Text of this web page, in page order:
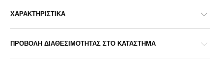
ΧΑΡΑΚΤΗΡΙΣΤΙΚΑ
ΠΡΟΒΟΛΗ ΔΙΑΘΕΣΙΜΟΤΗΤΑΣ ΣΤΟ ΚΑΤΑΣΤΗΜΑ